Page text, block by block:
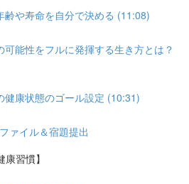
や寿命を自分で決める (11:08)
能性をフルに発揮する生き方とは？
康状態のゴール設定 (10:31)
ァイル＆宿題提出
習慣】